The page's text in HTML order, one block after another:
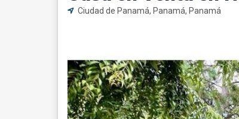
Ciudad de Panamá, Panamá, Panamá